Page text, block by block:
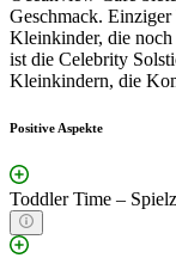
Geschmack.
Kleinkinder, die
ist die Celebrity
Kleinkindern, die
Positive Aspekte
Toddler Time –